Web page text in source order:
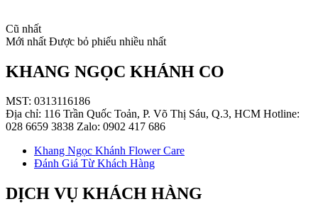
Cũ nhất
Mới nhất Được bỏ phiếu nhiều nhất
KHANG NGỌC KHÁNH CO
MST: 0313116186
Địa chỉ: 116 Trần Quốc Toản, P. Võ Thị Sáu, Q.3, HCM Hotline:
028 6659 3838 Zalo: 0902 417 686
Khang Ngọc Khánh Flower Care
Đánh Giá Từ Khách Hàng
DỊCH VỤ KHÁCH HÀNG